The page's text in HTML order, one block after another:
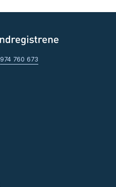
974 760 673